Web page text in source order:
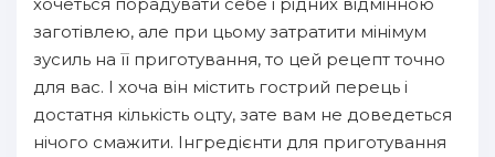
заготівлею, але при цьому затратити мінімум
зусиль на її приготування, то цей рецепт точно
для вас. І хоча він містить гострий перець і
достатня кількість оцту, зате вам не доведеться
нічого смажити. Інгредієнти для приготування